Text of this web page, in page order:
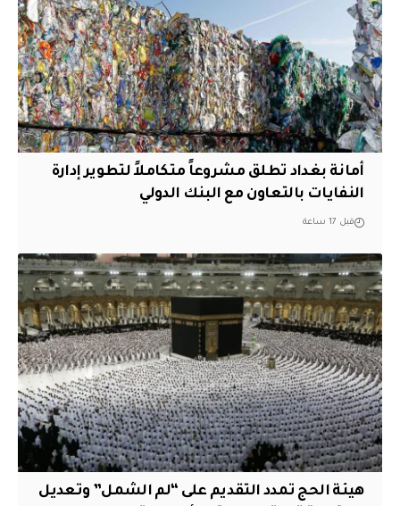
أمانة بغداد تطلق مشروعاً متكاملاً لتطوير إدارة
النفايات بالتعاون مع البنك الدولي
قبل 17 ساعة
هيئة الحج تمدد التقديم على “لم الشمل” وتعديل